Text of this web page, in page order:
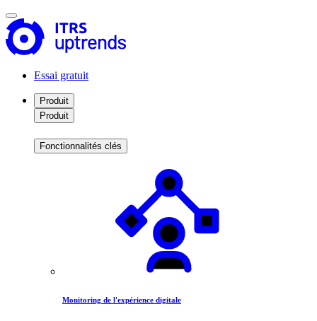
Essai gratuit
Produit
Produit
Fonctionnalités clés
Monitoring de l'expérience digitale